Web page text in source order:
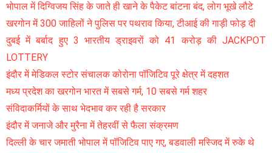
भोपाल में दिग्विजय सिंह के जाते ही खाने के पैकेट बांटना बंद, लोग भूखे लौटे
खरगोन में 300 जाहिलों ने पुलिस पर पथराव किया, टीआई की गाड़ी फोड़ दी
दुबई में बर्बाद हुए 3 भारतीय ड्राइवरों को 41 करोड़ की JACKPOT
LOTTERY
इंदौर में मेडिकल स्टोर संचालक कोरोना पॉजिटिव पूरे क्षेत्र में दहशत
मध्य प्रदेश का खरगोन भारत में सबसे गर्म, 10 सबसे गर्म शहर
संविदाकर्मियों के साथ भेदभाव कर रही है सरकार
इंदौर में जनाजे और मुरैना में तेहरवीं से फैला संक्रमण
दिल्ली के चार जमाती भोपाल में पॉजिटिव पाए गए, बडवाली मस्जिद में रुके थे